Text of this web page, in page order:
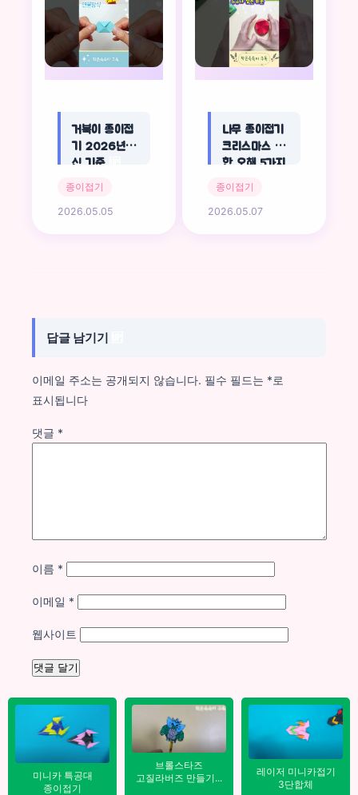
거북이 종이접
기 2026년 최
신 기준
종이접기
2026.05.05
나무 종이접기
크리스마스 흔
한 오해 5가지
종이접기
2026.05.07
답글 남기기
이메일 주소는 공개되지 않습니다. 필수 필드는 *로
표시됩니다
댓글 *
이름 *
이메일 *
웹사이트
미니카 특공대
종이접기
브롤스타즈
고질라버즈 만들기...
레이저 미니카접기
3단합체